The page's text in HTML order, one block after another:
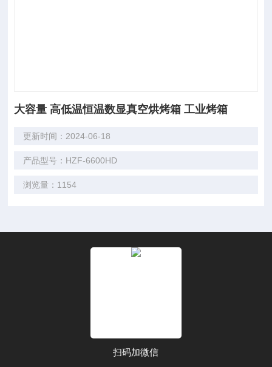
大容量 高低温恒温数显真空烘烤箱 工业烤箱
更新时间：2024-06-18
产品型号：HZF-6600HD
浏览量：1154
扫码加微信